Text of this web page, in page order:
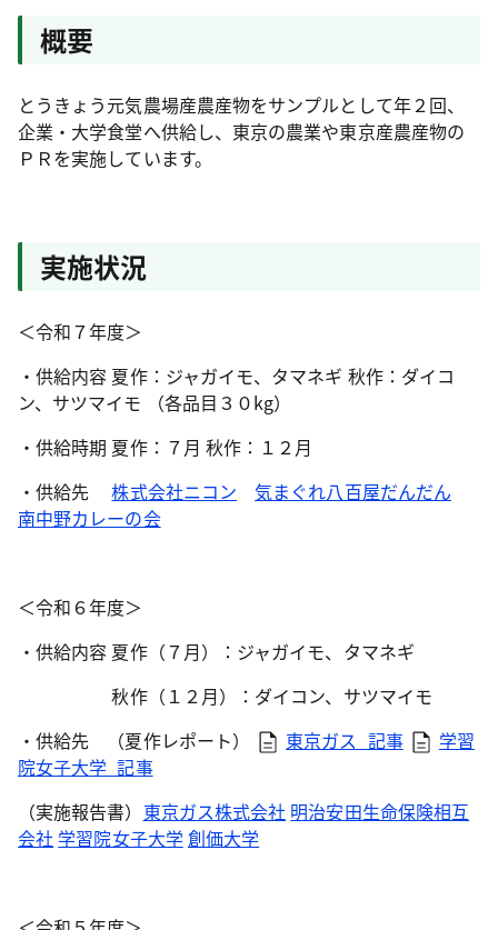
概要
とうきょう元気農場産農産物をサンプルとして年２回、
企業・大学食堂へ供給し、東京の農業や東京産農産物の
ＰＲを実施しています。
実施状況
＜令和７年度＞
・供給内容 夏作：ジャガイモ、タマネギ 秋作：ダイコ
ン、サツマイモ （各品目３０kg）
・供給時期 夏作：７月 秋作：１２月
・供給先株式会社ニコン
気まぐれ八百屋だんだん
南中野カレーの会
＜令和６年度＞
・供給内容 夏作（７月）：ジャガイモ、タマネギ
秋作（１２月）：ダイコン、サツマイモ
・供給先 （夏作レポート）
東京ガス_記事
学習
院女子大学_記事
（実施報告書） 東京ガス株式会社 明治安田生命保険相互
会社 学習院女子大学 創価大学